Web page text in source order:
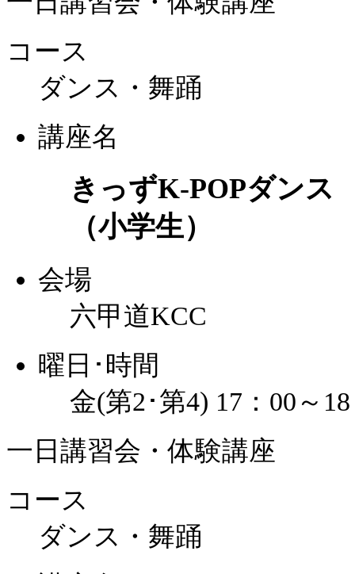
コース
ダンス・舞踊
講座名
きっずK-POPダンス
（小学生）
会場
六甲道KCC
曜日･時間
金(第2･第4) 17：00～
一日講習会・体験講座
コース
ダンス・舞踊